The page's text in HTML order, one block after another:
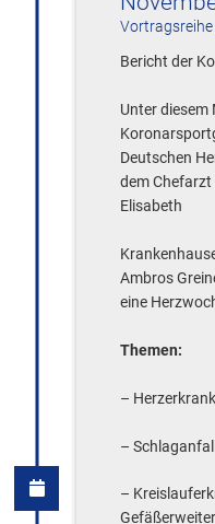
Vortragsreihe
Bericht der
Unter
Deutschen
dem Chefarzt
Elisabeth
Ambros
eine
Themen:
–
–
–